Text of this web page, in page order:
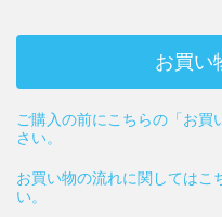
お買い
ご購入の前にこちらの「お買
さい。
お買い物の流れに関してはこ
い。